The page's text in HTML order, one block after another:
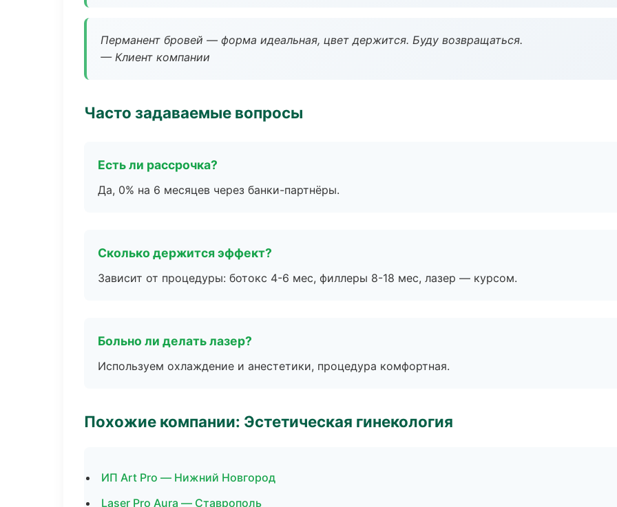
Перманент бровей — форма идеальная, цвет держится. Буду возвращаться.
— Клиент компании
Часто задаваемые вопросы
Есть ли рассрочка?
Да, 0% на 6 месяцев через банки-партнёры.
Сколько держится эффект?
Зависит от процедуры: ботокс 4-6 мес, филлеры 8-18 мес, лазер — курсом.
Больно ли делать лазер?
Используем охлаждение и анестетики, процедура комфортная.
Похожие компании: Эстетическая гинекология
ИП Art Pro — Нижний Новгород
Laser Pro Aura — Ставрополь